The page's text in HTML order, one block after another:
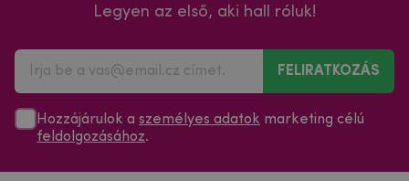
Legyen az első, aki hall róluk!
FELIRATKOZÁS
Hozzájárulok a személyes adatok marketing célú
feldolgozásához.